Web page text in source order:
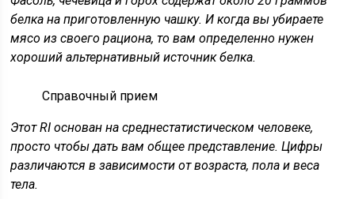
белка на приготовленную чашку. И когда вы убираете
мясо из своего рациона, то вам определенно нужен
хороший альтернативный источник белка.
Справочный прием
Этот RI основан на среднестатистическом человеке,
просто чтобы дать вам общее представление. Цифры
различаются в зависимости от возраста, пола и веса
тела.